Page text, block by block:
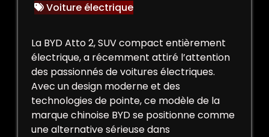
Voiture électrique
La BYD Atto 2, SUV compact entièrement
électrique, a récemment attiré l’attention
des passionnés de voitures électriques.
Avec un design moderne et des
technologies de pointe, ce modèle de la
marque chinoise BYD se positionne comme
une alternative sérieuse dans